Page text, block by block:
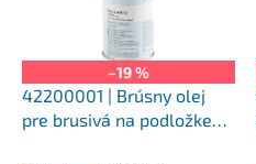
–19 %
42200001 | Brúsny olej
pre brusivá na podložke